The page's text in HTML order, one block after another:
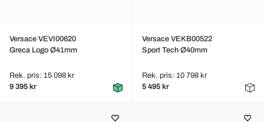
Versace VEVI00620
Greca Logo Ø41mm
Rek. pris: 15 098 kr
9 395 kr
Versace VEKB00522
Sport Tech Ø40mm
Rek. pris: 10 798 kr
5 495 kr